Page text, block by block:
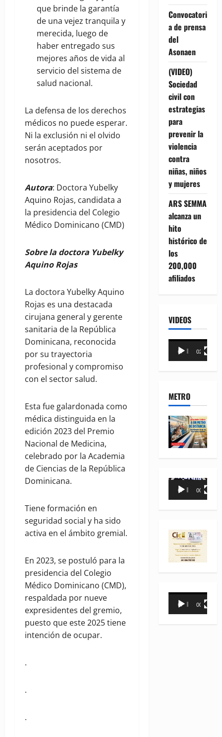
que brinde la garantía
de una vejez tranquila y
merecida, luego de
haber entregado sus
mejores años de vida al
servicio del sistema de
salud nacional.
La defensa de los derechos
médicos no puede esperar.
Ni la exclusión ni el olvido
serán aceptados por
nosotros.
Autora: Doctora Yubelky
Aquino Rojas, candidata a
la presidencia del Colegio
Médico Dominicano (CMD)
Sobre la doctora Yubelky
Aquino Rojas
La doctora Yubelky Aquino
Rojas es una destacada
cirujana general y gerente
sanitaria de la República
Dominicana, reconocida
por su trayectoria
profesional y compromiso
con el sector salud.
Esta fue galardonada como
médica distinguida en la
edición 2023 del Premio
Nacional de Medicina,
celebrado por la Academia
de Ciencias de la República
Dominicana.
Tiene formación en
seguridad social y ha sido
activa en el ámbito gremial.
En 2023, se postuló para la
presidencia del Colegio
Médico Dominicano (CMD),
respaldada por nueve
expresidentes del gremio,
puesto que este 2025 tiene
intención de ocupar.
.
.
.
Convocatori
a de prensa
del
Asonaen
(VIDEO)
Sociedad
civil con
estrategias
para
prevenir la
violencia
contra
niñas, niños
y mujeres
ARS SEMMA
alcanza un
hito
histórico de
los
200,000
afiliados
VIDEOS
Reproductor
00:00 02:18
METRO
Reproductor
00:00 00:35
Reproductor
00:00 00:31